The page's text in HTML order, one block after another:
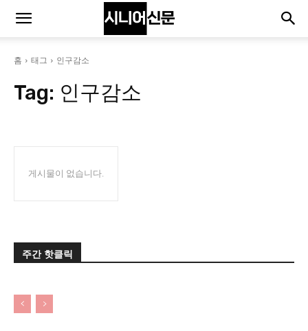
홈 태그 인구감소
Tag: 인구감소
게시물이 없습니다.
주간 핫클릭